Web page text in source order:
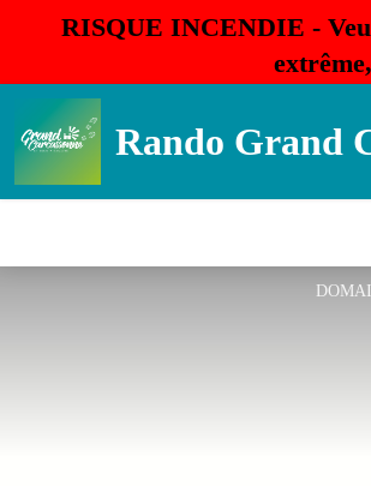
RISQUE INCENDIE -
Rando Grand